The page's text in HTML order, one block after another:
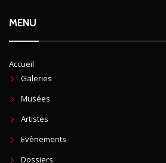
MENU
Accueil
Galeries
Musées
Artistes
Evènements
Dossiers